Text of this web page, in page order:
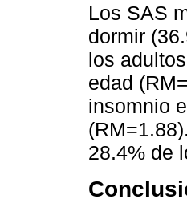
Los SAS
dormir
los
edad
insomnio
28.4% de